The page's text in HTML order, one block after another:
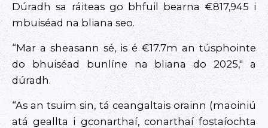
Dúradh sa ráiteas go bhfuil bearna €817,945 i
mbuiséad na bliana seo.
“Mar a sheasann sé, is é €17.7m an túsphointe
do bhuiséad bunlíne na bliana do 2025,″ a
dúradh.
“As an tsuim sin, tá ceangaltais orainn (maoiniú
atá geallta i gconarthaí, conarthaí fostaíochta